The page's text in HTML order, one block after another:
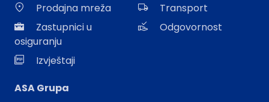
Prodajna mreža
Zastupnici u
osiguranju
Izvještaji
Transport
Odgovornost
ASA Grupa